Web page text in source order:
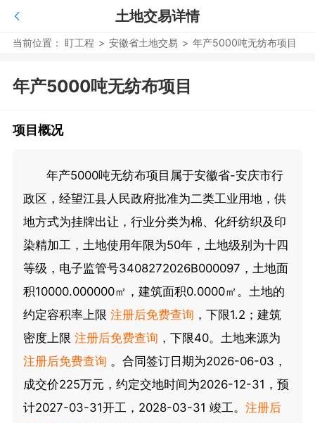
土地交易详情
当前位置： 盯工程 > 安徽省土地交易 > 年产5000吨无纺布项目
年产5000吨无纺布项目
项目概况
年产5000吨无纺布项目属于安徽省-安庆市行
政区，经望江县人民政府批准为二类工业用地，供
地方式为挂牌出让，行业分类为棉、化纤纺织及印
染精加工，土地使用年限为50年，土地级别为十四
等级，电子监管号3408272026B000097，土地面
积10000.000000㎡，建筑面积0.0000㎡。土地的
约定容积率上限 注册后免费查询 ，下限1.2；建筑
密度上限 注册后免费查询 ，下限40。土地来源为
注册后免费查询 。合同签订日期为2026-06-03，
成交价225万元，约定交地时间为2026-12-31，预
计2027-03-31开工，2028-03-31 竣工。 注册后